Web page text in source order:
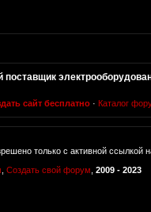
сайт бесплатно · Каталог
только с активной ссылкой
Создать свой форум 2009 - 2023